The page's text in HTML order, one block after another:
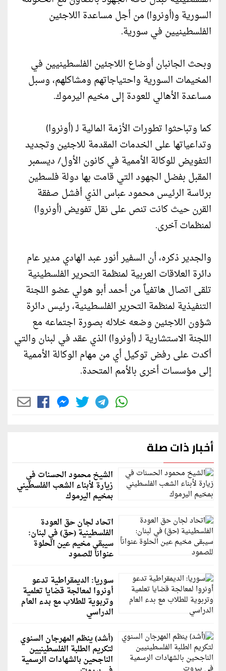
السورية و(أونروا) من أجل مساعدة اللاجئين
الفلسطينيين في سورية.
وبحث الجانبان أوضاع اللاجئين الفلسطينيين في
المخيمات السورية واحتياجاتهم ومشاكلهم، وسبل
مساعدة الأهالي للعودة إلى مخيم اليرموك.
كما وتباحثوا تطورات الأزمة المالية لـ (أونروا)
وتداعياتها على الخدمات المقدمة للاجئين وتجديد
التفويض للوكالة الأممية في كانون الأول/ ديسمبر
المقبل بفضل الجهود التي قامت بها دولة فلسطين
برئاسة الرئيس محمود عباس الذي أفشل صفقة
القرن حيث كانت تنص على نقل تفويض (أونروا)
لمنظمات آخرى.
والجدير ذكره، أن السفير أنور عبد الهادي مدير عام
دائرة العلاقات العربية لمنظمة التحرير الفلسطينية
تلقى اتصال هاتفياً من أحمد أبو هولي عضو اللجنة
التنفيذية لمنظمة التحرير الفلسطينية، رئيس دائرة
شؤون اللاجئين وضعه خلاله بصورة اجتماعه مع
اللجنة الاستشارية لـ (أونروا) الذي عقد في لبنان والتي
أكدت على رفض توكيل أي من مهام الوكالة الأممية
إلى مؤسسات أخرى بالأمم المتحدة.
أخبار ذات صلة
الشيخ محمود الحسنات في
زيارة لأبناء الشعب الفلسطيني
بمخيم اليرموك
اتحاد لجان حق العودة
الفلسطينية (حق) في لبنان:
سيبقى مخيم عين الحلوة
عنواناً للصمود
سوريا: الديمقراطية تدعو
أونروا لمعالجة قضايا تعلمية
وتربوية للطلاب مع بدء العام
الدراسي
(أشد) ينظم المهرجان السنوي
لتكريم الطلبة الفلسطينيين
الناجحين بالشهادات الرسمية